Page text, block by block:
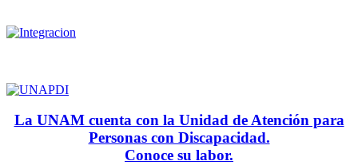
La UNAM cuenta con la Unidad de Atención para
Personas con Discapacidad.
Conoce su labor.